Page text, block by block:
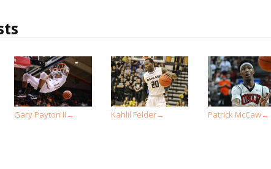
Gary Payton II → Kahlil Felder→ Patrick McCaw→